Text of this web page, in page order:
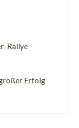
Rallye
Erfolg